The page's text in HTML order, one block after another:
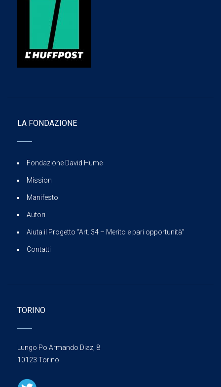
LA FONDAZIONE
Fondazione David Hume
Mission
Manifesto
Autori
Aiuta il Progetto “Art. 34 – Merito e pari opportunità”
Contatti
TORINO
Lungo Po Armando Diaz, 8
10123 Torino